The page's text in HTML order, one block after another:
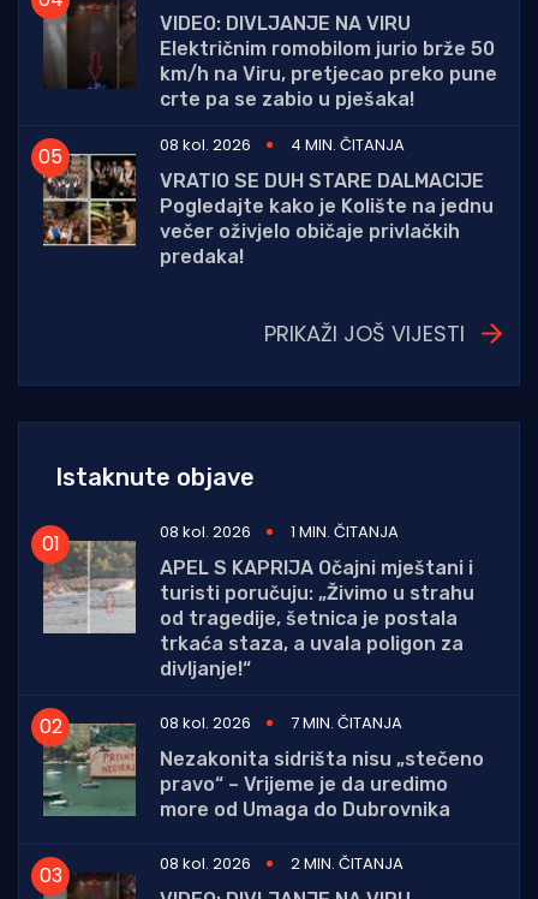
VIDEO: DIVLJANJE NA VIRU
Električnim romobilom jurio brže 50
km/h na Viru, pretjecao preko pune
crte pa se zabio u pješaka!
08 kol. 2026
4 MIN. ČITANJA
VRATIO SE DUH STARE DALMACIJE
Pogledajte kako je Kolište na jednu
večer oživjelo običaje privlačkih
predaka!
PRIKAŽI JOŠ VIJESTI
Istaknute objave
08 kol. 2026
1 MIN. ČITANJA
APEL S KAPRIJA Očajni mještani i
turisti poručuju: „Živimo u strahu
od tragedije, šetnica je postala
trkaća staza, a uvala poligon za
divljanje!“
08 kol. 2026
7 MIN. ČITANJA
Nezakonita sidrišta nisu „stečeno
pravo“ – Vrijeme je da uredimo
more od Umaga do Dubrovnika
08 kol. 2026
2 MIN. ČITANJA